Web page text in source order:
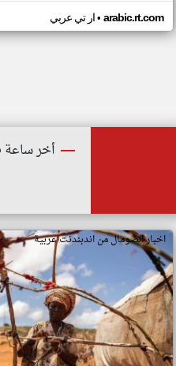
ار تي عربي• arabic.rt.com
أخر ساعة
اخبار الصومال من اندبندنت عربية